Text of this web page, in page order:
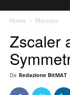
Home Mercato
Zscaler
Da Redazione BitMAT